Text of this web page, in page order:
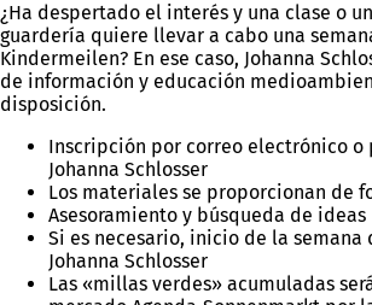
¿Ha despertado el interés y una clase o
guardería quiere llevar a cabo una
Kindermeilen? En ese caso, Johanna
de información y educación
disposición.
Inscripción por correo electrónico o
Johanna Schlosser
Los materiales se proporcionan de
Asesoramiento y búsqueda de ideas
Si es necesario, inicio de la semana
Johanna Schlosser
Las «millas verdes» acumuladas